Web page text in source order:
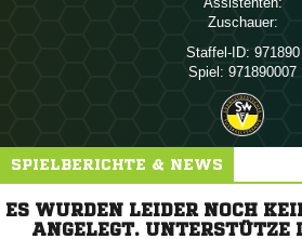
Zuschauer:
Staffel-ID: 971890
Spiel: 971890007
SPIELBERICHTE & NEWS
ES WURDEN LEIDER NOCH
ANGELEGT. UNTERSTÜTZE